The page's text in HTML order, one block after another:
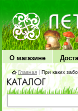
ЛЕТО чудо здоровья
О магазине
Главная |При каких